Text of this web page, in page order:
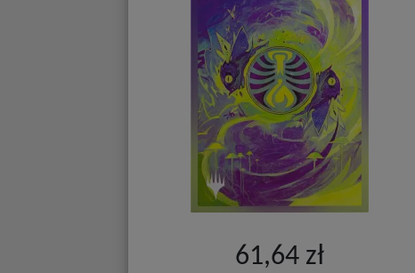
61,64 zł